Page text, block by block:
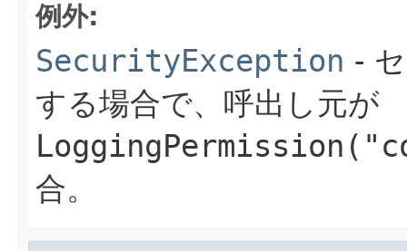
例外:
SecurityException -
する場合で、呼出し元が
合。